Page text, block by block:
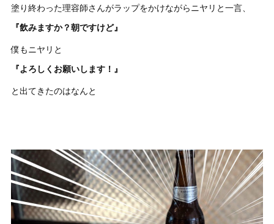
塗り終わった理容師さんがラップをかけながらニヤリと一言、
『飲みますか？朝ですけど』
僕もニヤリと
『よろしくお願いします！』
と出てきたのはなんと